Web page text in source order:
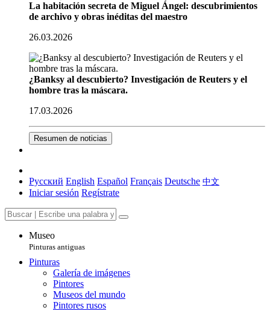
La habitación secreta de Miguel Ángel: descubrimientos
de archivo y obras inéditas del maestro
26.03.2026
¿Banksy al descubierto? Investigación de Reuters y el
hombre tras la máscara.
17.03.2026
Resumen de noticias
Русский English Español Français Deutsche 中文
Iniciar sesión Regístrate
Museo
Pinturas antiguas
Pinturas
Galería de imágenes
Pintores
Museos del mundo
Pintores rusos